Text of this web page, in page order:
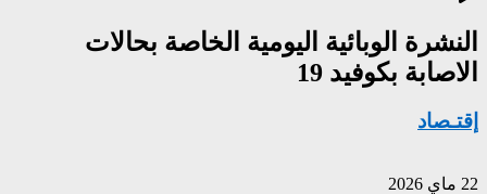
النشرة الوبائية اليومية الخاصة بحالات
الاصابة بكوفيد 19
إقتـصاد
22 ماي 2026